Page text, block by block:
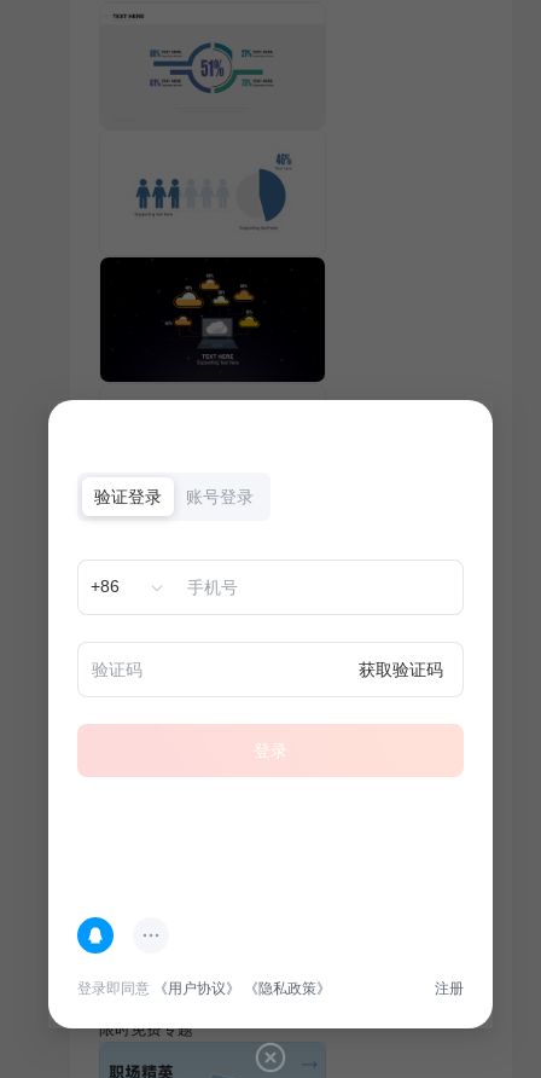
100 套
限时免费专题
验证登录 账号登录
+86
获取验证码
登录
登录即同意 《用户协议》 《隐私政策》 注册